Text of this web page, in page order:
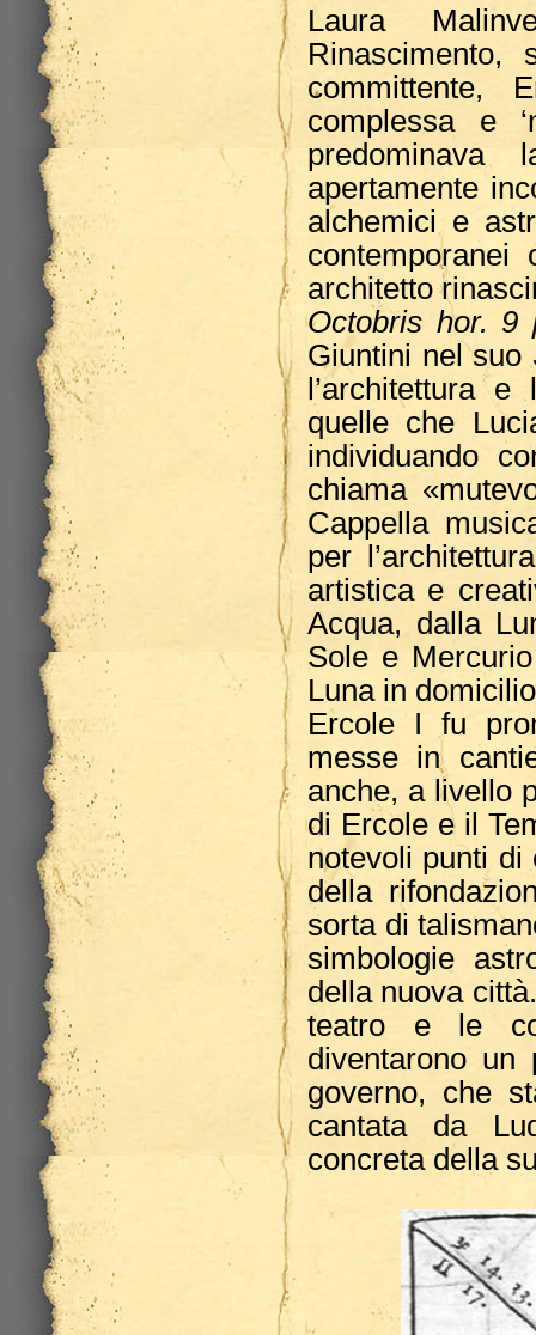
Laura
committente,
complessa e
predominava
apertamente
alchemici e
contemporanei
architetto
Octobris hor. 9
Giuntini nel suo
l’architettura
quelle che
individuando
chiama
Cappella
per
artistica e
Acqua, dalla
Sole e
Luna in
Ercole I fu
messe in
anche, a livello
di Ercole e il
notevoli punti di
della
sorta di
simbologie
della nuova
teatro e le
diventarono un
governo, che
cantata da
concreta della